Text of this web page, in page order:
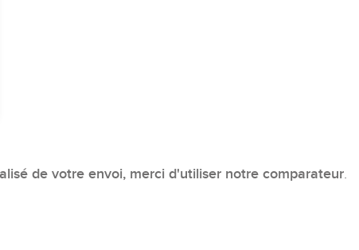
de votre envoi, merci d'utiliser notre comparateur.